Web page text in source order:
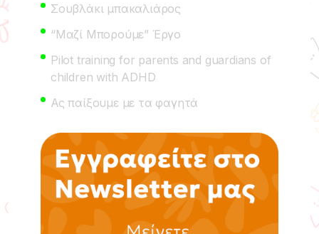
Σουβλάκι μπακαλιάρος
“Μαζί Μπορούμε” Έργο
Pilot training for parents and guardians of
children with ADHD
Ας παίξουμε με τα φαγητά